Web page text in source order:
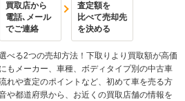
買取店から
電話､メール
でご連絡
査定額を
比べて売却先
を決める
べる2つの売却方法！下取りより買取額が高価
もメーカー、車種、ボディタイプ別の中古車
れや査定のポイントなど、初めて車を売る方
や都道府県から、お近くの買取店舗の情報を